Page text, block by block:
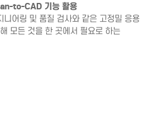
to-CAD 기능 활용
링 및 품질 검사와 같은 고정밀 응용
모든 것을 한 곳에서 필요로 하는